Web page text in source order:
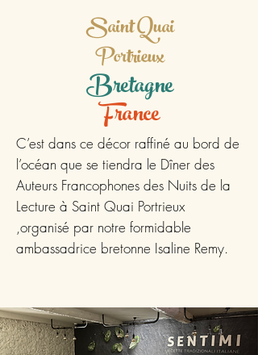
Saint Quai
Portrieux
Bretagne
France
C’est dans ce décor raffiné au bord de
l’océan que se tiendra le Dîner des
Auteurs Francophones des Nuits de la
Lecture à Saint Quai Portrieux
,organisé par notre formidable
ambassadrice bretonne Isaline Remy.